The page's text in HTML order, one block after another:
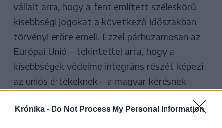
Krónika - Do Not Process My Personal Information
vállalt arra, hogy a fent említett széleskörű
kisebbségi jogokat a következő időszakban
törvényi erőre emeli. Ezzel párhuzamosan az
Európai Unió – tekintettel arra, hogy a
kisebbségek védelme integráns részét képezi
az uniós értékeknek – a magyar kérésnek
küldendő uniós levélben, hogy Ukrajnának